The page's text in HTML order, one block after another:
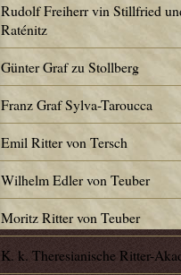
Rudolf Freiherr vin Stillfried
Raténitz
Günter Graf zu Stollberg
Franz Graf Sylva-Taroucca
Emil Ritter von Tersch
Wilhelm Edler von Teuber
Moritz Ritter von Teuber
K. k. Theresianische Ritter-